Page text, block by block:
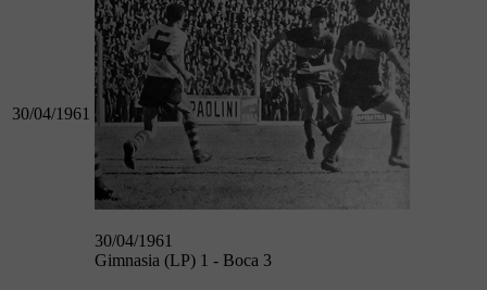
30/04/1961
30/04/1961
Gimnasia (LP) 1 - Boca 3